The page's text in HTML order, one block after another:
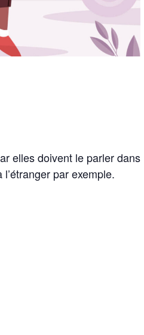
elles doivent le parler dans
par exemple.